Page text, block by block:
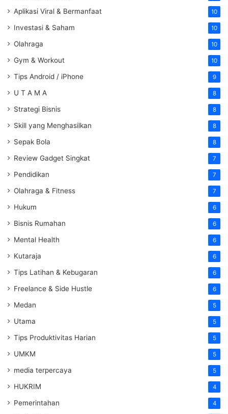
Aplikasi Viral & Bermanfaat 10
Investasi & Saham 10
Olahraga 10
Gym & Workout 10
Tips Android / iPhone 9
U T A M A 8
Strategi Bisnis 8
Skill yang Menghasilkan 8
Sepak Bola 8
Review Gadget Singkat 7
Pendidikan 7
Olahraga & Fitness 7
Hukum 6
Bisnis Rumahan 6
Mental Health 6
Kutaraja 6
Tips Latihan & Kebugaran 6
Freelance & Side Hustle 6
Medan 5
Utama 5
Tips Produktivitas Harian 5
UMKM 5
media terpercaya 5
HUKRIM 4
Pemerintahan 4